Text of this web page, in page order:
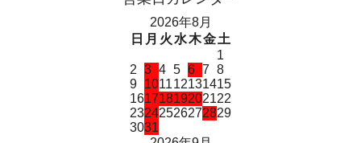
2026年8月
日 月 火 水木金土
1
2 3 4 5 6 7 8
9 101112131415
16171819202122
23242526272829
3031